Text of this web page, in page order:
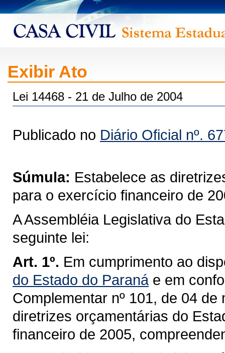
Exibir Ato
Lei 14468 - 21 de Julho de 2004
Publicado no Diário Oficial nº.
Súmula: Estabelece as
para o exercício financeiro de
A Assembléia Legislativa do
seguinte lei:
Art. 1º. Em cumprimento ao
do Estado do Paranáe em
Complementar nº 101, de 04 de
diretrizes orçamentárias do
financeiro de 2005,